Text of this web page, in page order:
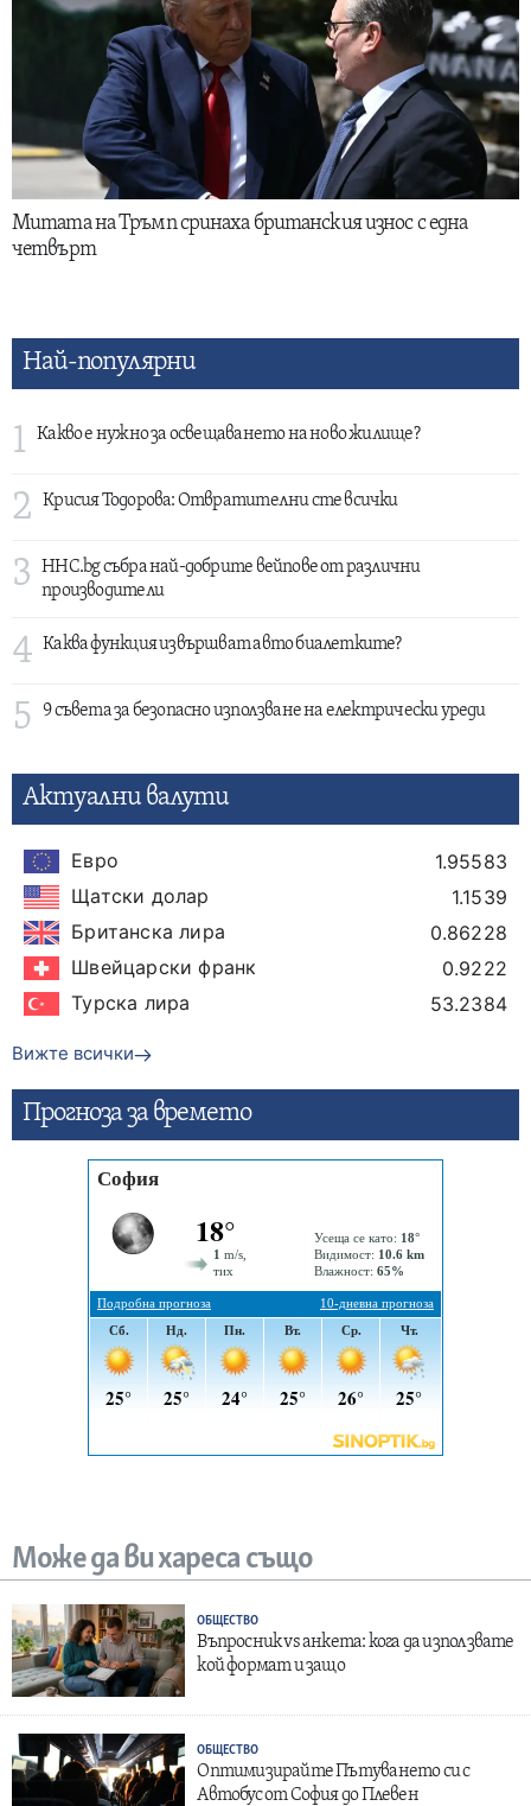
Митата на Тръмп сринаха британския износ с една
четвърт
Най-популярни
1 Какво е нужно за освещаването на ново жилище?
2 Крисия Тодорова: Отвратителни сте всички
3
HHC.bg събра най-добрите вейпове от различни
производители
4 Каква функция извършват авто биалетките?
5 9 съвета за безопасно използване на електрически уреди
Актуални валути
Евро
1.95583
Щатски долар
1.1539
Британска лира
0.86228
Швейцарски франк
0.9222
Турска лира
53.2384
Вижте всички
Прогнозa за времето
Може да ви хареса също
ОБЩЕСТВО
Въпросник vs анкета: кога да използвате
кой формат и защо
ОБЩЕСТВО
Оптимизирайте Пътуването си с
Автобус от София до Плевен